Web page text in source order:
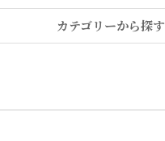
カテゴリーから探す